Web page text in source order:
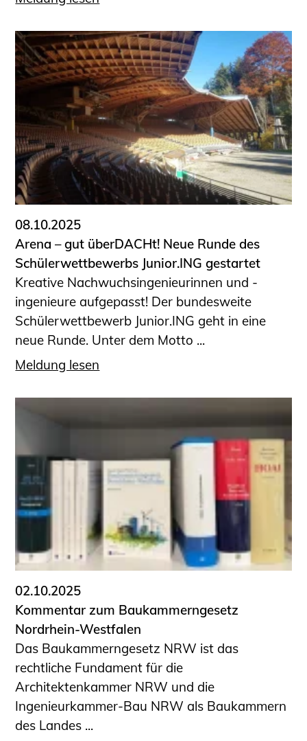
08.10.2025
Arena – gut überDACHt! Neue Runde des
Schülerwettbewerbs Junior.ING gestartet
Kreative Nachwuchsingenieurinnen und -
ingenieure aufgepasst! Der bundesweite
Schülerwettbewerb Junior.ING geht in eine
neue Runde. Unter dem Motto ...
Meldung lesen
02.10.2025
Kommentar zum Baukammerngesetz
Nordrhein-Westfalen
Das Baukammerngesetz NRW ist das
rechtliche Fundament für die
Architektenkammer NRW und die
Ingenieurkammer-Bau NRW als Baukammern
des Landes ...